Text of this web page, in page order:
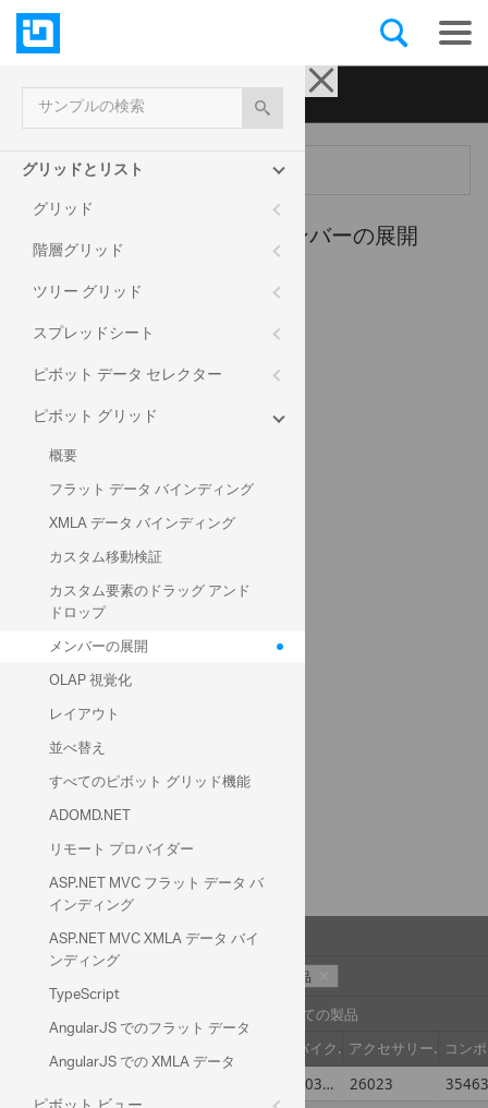
Ignite UI for jQuery| サンプル
メニュー
サンプルの検索
グリッドとリスト
グリッド
階層グリッド
ツリー グリッド
スプレッドシート
ピボット データ セレクター
ピボット グリッド
概要
フラット データ バインディング
XMLA データ バインディング
カスタム移動検証
カスタム要素のドラッグ アンド
ドロップ
メンバーの展開
OLAP 視覚化
レイアウト
並べ替え
すべてのピボット グリッド機能
ADOMD.NET
リモート プロバイダー
ASP.NET MVC フラット データ バ
インディング
ASP.NET MVC XMLA データ バイ
ンディング
TypeScript
AngularJS でのフラット データ
AngularJS での XMLA データ
ピボット グリッド - メンバーの展開
セールス
メジャー
日付
製品
販売員
フィルター
メジャー
フィルター フィールドをここにドロップ
製品
日付
すべての製品
バイク アクセサリー
コン
30373 26023